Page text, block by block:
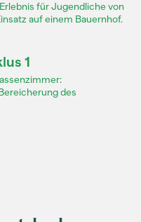
für Jugendliche von
auf einem Bauernhof.
1
des